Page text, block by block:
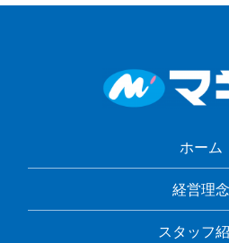
ホーム
経営理念
スタッフ